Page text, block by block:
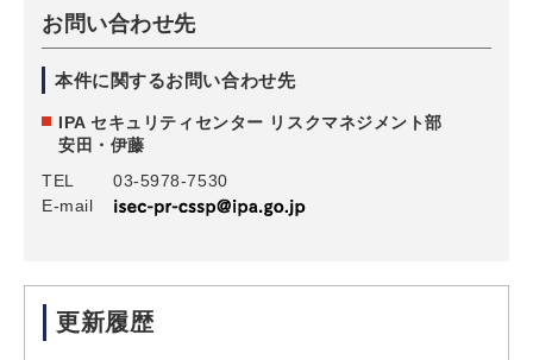
お問い合わせ先
本件に関するお問い合わせ先
IPA セキュリティセンター リスクマネジメント部
安田・伊藤
TEL
03-5978-7530
E-mail
更新履歴